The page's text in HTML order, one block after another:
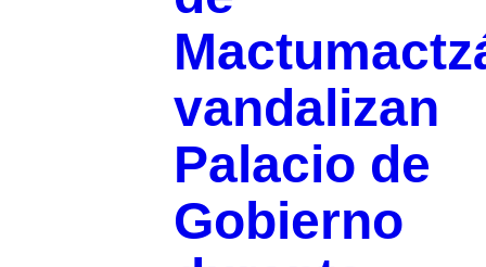
vandalizan
Palacio de
Gobierno